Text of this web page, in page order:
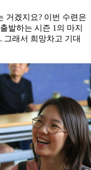
거겠지요? 이번 수련은
발하는 시즌 1의 마지
그래서 희망차고 기대